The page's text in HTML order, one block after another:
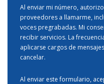
Al enviar mi número,
proveedores a llamarme,
voces pregrabadas. Mi
recibir servicios. La
aplicarse cargos de
cancelar.
Al enviar este formulario,